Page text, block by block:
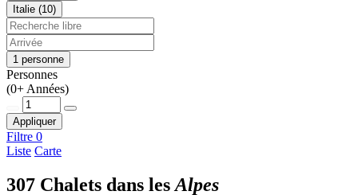
Italie (10)
1 personne
Personnes
(0+ Années)
Appliquer
Filtre 0
Liste Carte
307 Chalets dans les Alpes